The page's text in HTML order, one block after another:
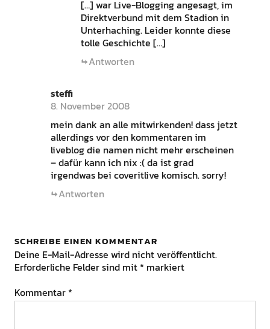
[…] war Live-Blogging angesagt, im
Direktverbund mit dem Stadion in
Unterhaching. Leider konnte diese
tolle Geschichte […]
Antworten
steffi
8. November 2008
mein dank an alle mitwirkenden! dass jetzt
allerdings vor den kommentaren im
liveblog die namen nicht mehr erscheinen
– dafür kann ich nix :( da ist grad
irgendwas bei coveritlive komisch. sorry!
Antworten
SCHREIBE EINEN KOMMENTAR
Deine E-Mail-Adresse wird nicht veröffentlicht.
Erforderliche Felder sind mit * markiert
Kommentar *